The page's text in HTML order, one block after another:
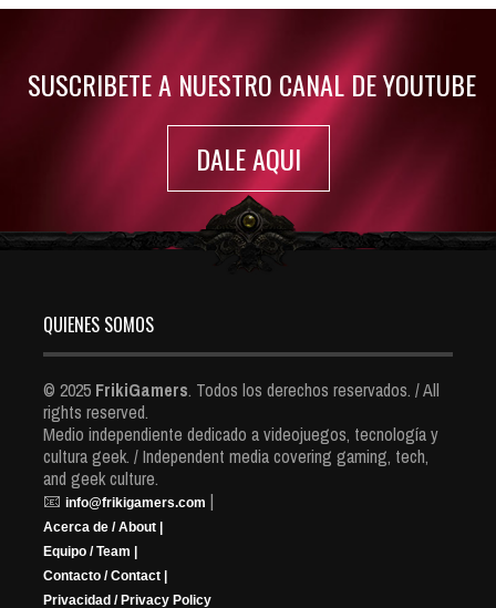
SUSCRIBETE A NUESTRO CANAL DE YOUTUBE
DALE AQUI
QUIENES SOMOS
© 2025 FrikiGamers. Todos los derechos reservados. / All
rights reserved.
Medio independiente dedicado a videojuegos, tecnología y
cultura geek. / Independent media covering gaming, tech,
and geek culture.
📧 info@frikigamers.com |
Acerca de / About |
Equipo / Team |
Contacto / Contact |
Privacidad / Privacy Policy